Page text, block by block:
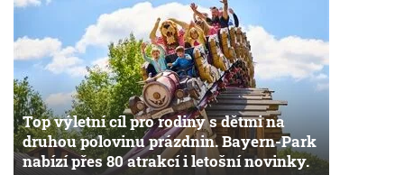
Top výletní cíl pro rodiny s dětmi na
druhou polovinu prázdnin. Bayern-Park
nabízí přes 80 atrakcí i letošní novinky.